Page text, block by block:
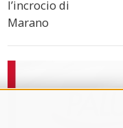
l’incrocio di
Marano